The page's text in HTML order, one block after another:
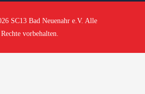
SC13 Bad Neuenahr e.V. Alle
Rechte vorbehalten.